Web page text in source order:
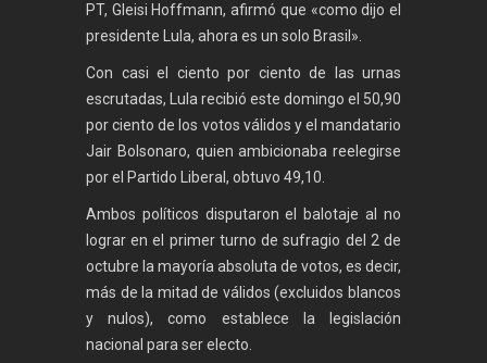
PT, Gleisi Hoffmann, afirmó que «como dijo el
presidente Lula, ahora es un solo Brasil».
Con casi el ciento por ciento de las urnas
escrutadas, Lula recibió este domingo el 50,90
por ciento de los votos válidos y el mandatario
Jair Bolsonaro, quien ambicionaba reelegirse
por el Partido Liberal, obtuvo 49,10.
Ambos políticos disputaron el balotaje al no
lograr en el primer turno de sufragio del 2 de
octubre la mayoría absoluta de votos, es decir,
más de la mitad de válidos (excluidos blancos
y nulos), como establece la legislación
nacional para ser electo.